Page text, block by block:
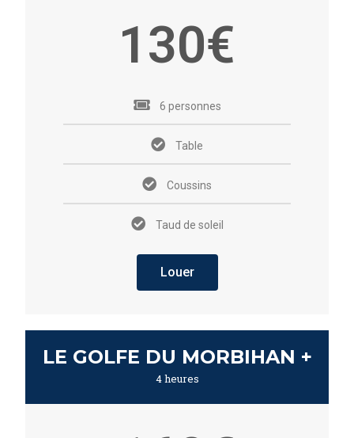
130€
6 personnes
Table
Coussins
Taud de soleil
Louer
LE GOLFE DU MORBIHAN +
4 heures